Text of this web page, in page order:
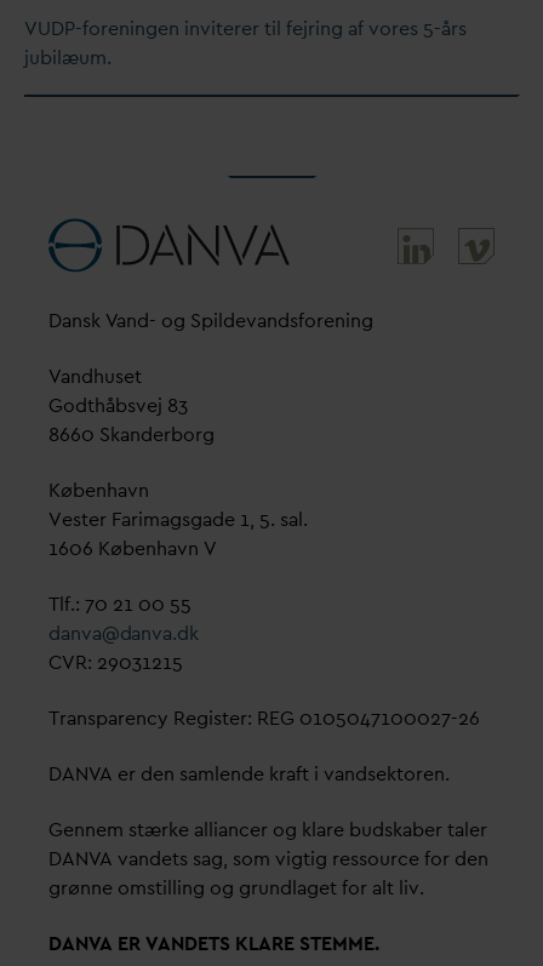
VUDP-foreningen inviterer til fejring af vores 5-års
jubilæum.
Dansk Vand- og Spildevandsforening
Vandhuset
Godthåbsvej 83
8660 Skanderborg
København
Vester Farimagsgade 1, 5. sal.
1606 København V
Tlf.: 70 21 00 55
danva@danva.dk
CVR: 29031215
Transparency Register: REG 0105047100027-26
DANVA er den samlende kraft i vandsektoren.
Gennem stærke alliancer og klare budskaber taler
DANVA vandets sag, som vigtig ressource for den
grønne omstilling og grundlaget for alt liv.
DANVA ERVANDETS KLARE STEMME.